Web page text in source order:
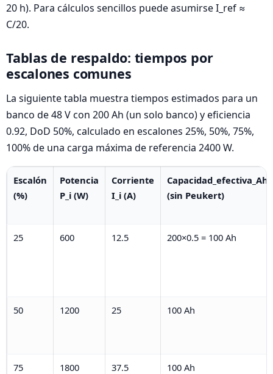
20 h). Para cálculos sencillos puede asumirse I_ref ≈
C/20.
Tablas de respaldo: tiempos por
escalones comunes
La siguiente tabla muestra tiempos estimados para un
banco de 48 V con 200 Ah (un solo banco) y eficiencia
0.92, DoD 50%, calculado en escalones 25%, 50%, 75%,
100% de una carga máxima de referencia 2400 W.
Escalón
(%)
Potencia
P_i (W)
Corriente
I_i (A)
Capacidad_efectiva_Ah
(sin Peukert)
25 600 12.5 200×0.5 = 100 Ah
50 1200 25 100 Ah
75 1800 37.5 100 Ah